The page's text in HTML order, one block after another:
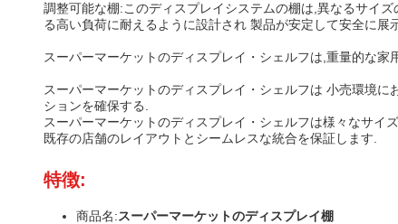
調整可能な棚:このディスプレイシステムの棚は,異なるサイ
る高い負荷に耐えるように設計され 製品が安定して安全に
スーパーマーケットのディスプレイ・シェルフは,重量的な
スーパーマーケットのディスプレイ・シェルフは 小売環境
ションを確保する.
スーパーマーケットのディスプレイ・シェルフは様々なサイ
既存の店舗のレイアウトとシームレスな統合を保証します.
特徴:
商品名:スーパーマーケットのディスプレイ棚